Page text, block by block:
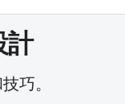
計
巧。